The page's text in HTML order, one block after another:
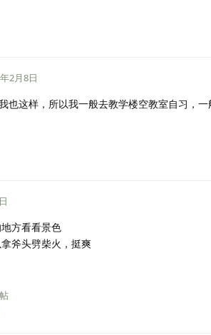
2月8日
也这样，所以我一般去教学楼空教室自习，
方看看景色
斧头劈柴火，挺爽